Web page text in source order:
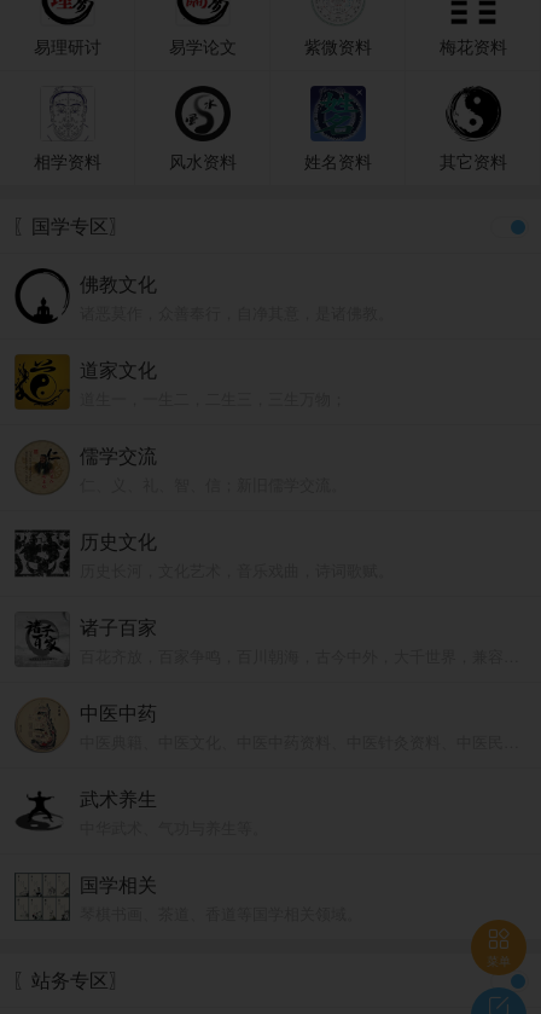
易理研讨 易学论文 紫微资料 梅花资料
相学资料 风水资料 姓名资料 其它资料
〖国学专区〗
佛教文化
道家文化
儒学交流
历史文化
诸子百家
中医中药
武术养生
国学相关
〖站务专区〗

菜单
